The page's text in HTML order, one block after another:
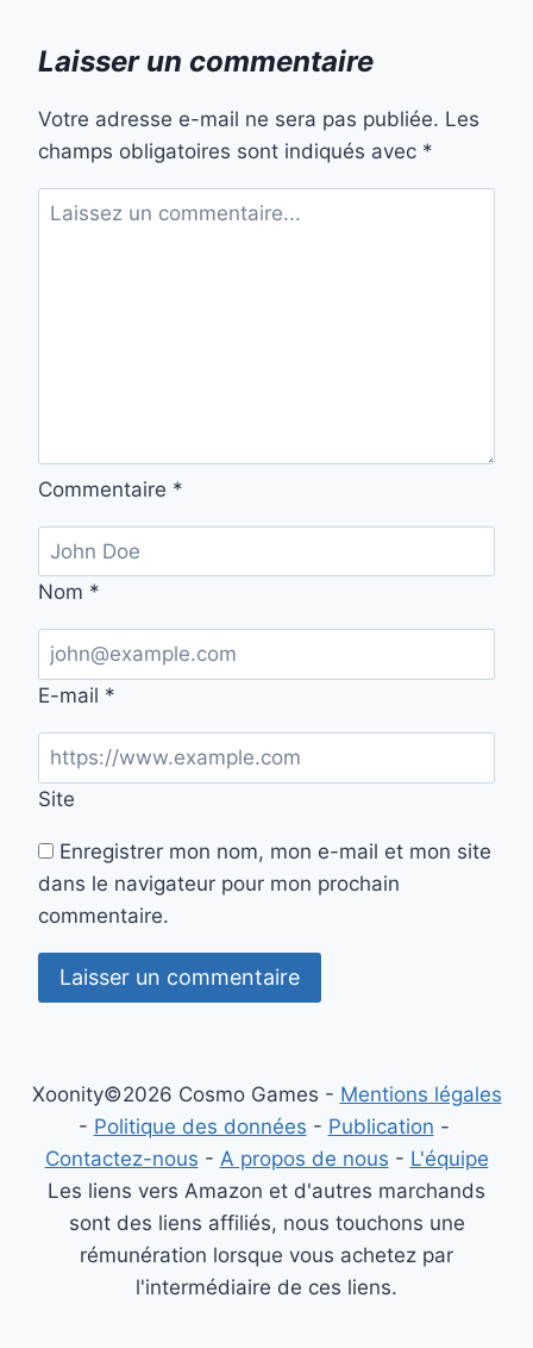
Laisser un commentaire
Votre adresse e-mail ne sera pas publiée. Les
champs obligatoires sont indiqués avec *
Commentaire *
Nom *
E-mail *
Site
Enregistrer mon nom, mon e-mail et mon site
dans le navigateur pour mon prochain
commentaire.
Xoonity©2026 Cosmo Games - Mentions légales
- Politique des données - Publication -
Contactez-nous - A propos de nous - L'équipe
Les liens vers Amazon et d'autres marchands
sont des liens affiliés, nous touchons une
rémunération lorsque vous achetez par
l'intermédiaire de ces liens.